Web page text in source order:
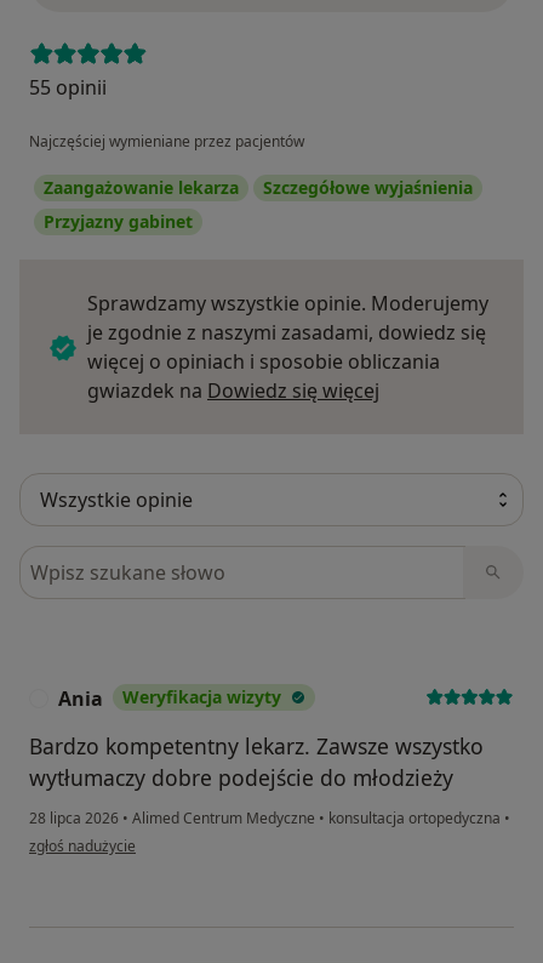
55 opinii
Najczęściej wymieniane przez pacjentów
Zaangażowanie lekarza
Szczegółowe wyjaśnienia
Przyjazny gabinet
Sprawdzamy wszystkie opinie. Moderujemy
je zgodnie z naszymi zasadami, dowiedz się
więcej o opiniach i sposobie obliczania
gwiazdek na Dowiedz się więcej
Szukaj w opiniach
Ania Weryfikacja wizyty
Bardzo kompetentny lekarz. Zawsze wszystko
wytłumaczy dobre podejście do młodzieży
28 lipca 2026 • Alimed Centrum Medyczne • konsultacja ortopedyczna •
w opinii użytkownika Ania
zgłoś nadużycie